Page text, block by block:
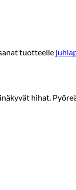
tuotteelle
hihat.